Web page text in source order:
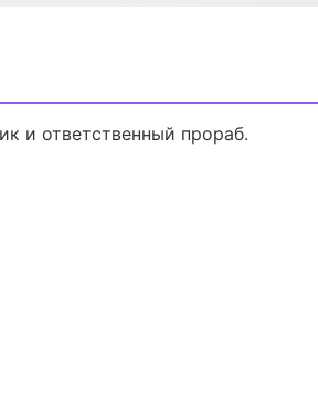
и ответственный прораб.